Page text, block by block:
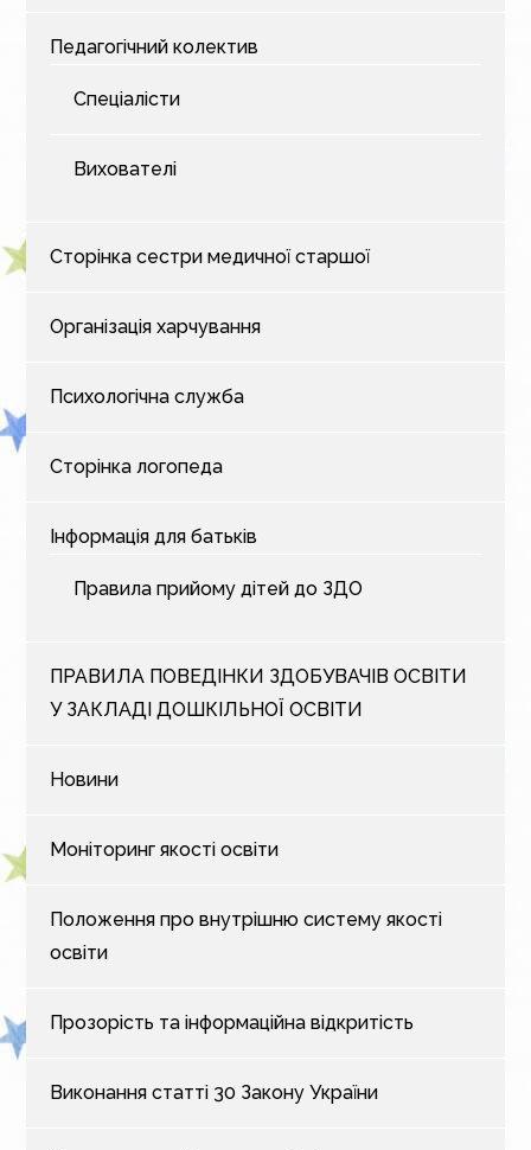
Педагогічний колектив
Спеціалісти
Вихователі
Сторінка сестри медичної старшої
Організація харчування
Психологічна служба
Сторінка логопеда
Інформація для батьків
Правила прийому дітей до ЗДО
ПРАВИЛА ПОВЕДІНКИ ЗДОБУВАЧІВ ОСВІТИ
У ЗАКЛАДІ ДОШКІЛЬНОЇ ОСВІТИ
Новини
Моніторинг якості освіти
Положення про внутрішню систему якості
освіти
Прозорість та інформаційна відкритість
Виконання статті 30 Закону України